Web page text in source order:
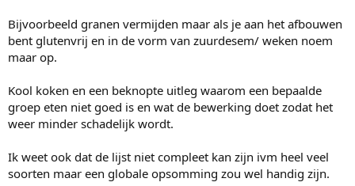
Bijvoorbeeld granen vermijden maar als je aan het afbouwen
bent glutenvrij en in de vorm van zuurdesem/ weken noem
maar op.
Kool koken en een beknopte uitleg waarom een bepaalde
groep eten niet goed is en wat de bewerking doet zodat het
weer minder schadelijk wordt.
Ik weet ook dat de lijst niet compleet kan zijn ivm heel veel
soorten maar een globale opsomming zou wel handig zijn.